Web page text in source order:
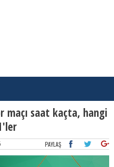
maçı saat kaçta, hangi
PAYLAŞ